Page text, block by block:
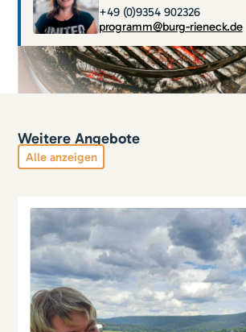
+49 (0)9354 902326
programm@burg-rieneck.de
Weitere Angebote
Alle anzeigen